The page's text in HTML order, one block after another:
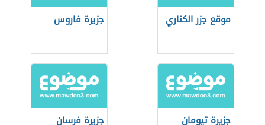
موقع جزر الكناري جزيرة فاروس
جزيرة تيومان
جزيرة فرسان